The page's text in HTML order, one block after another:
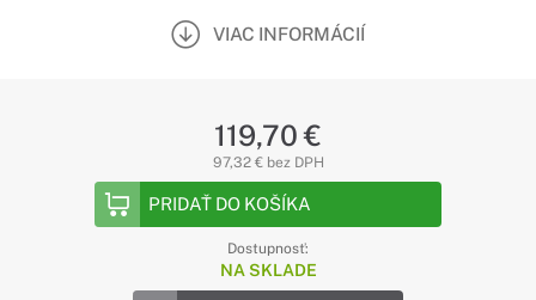
VIAC INFORMÁCIÍ
119,70 €
97,32 € bez DPH
PRIDAŤ DO KOŠÍKA
Dostupnosť:
NA SKLADE